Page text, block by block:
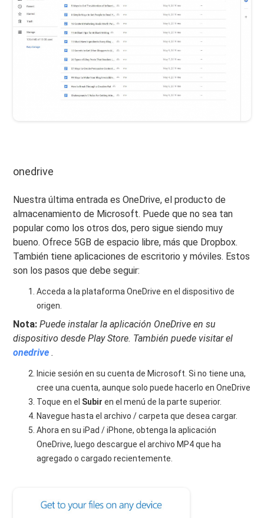
onedrive
Nuestra última entrada es OneDrive, el producto de
almacenamiento de Microsoft. Puede que no sea tan
popular como los otros dos, pero sigue siendo muy
bueno. Ofrece 5GB de espacio libre, más que Dropbox.
También tiene aplicaciones de escritorio y móviles. Estos
son los pasos que debe seguir:
Acceda a la plataforma OneDrive en el dispositivo de
origen.
Nota:Puede instalar la aplicación OneDrive en su
dispositivo desde Play Store. También puede visitar el
onedrive .
Inicie sesión en su cuenta de Microsoft. Si no tiene una,
cree una cuenta, aunque solo puede hacerlo en OneDrive
Toque en el Subir en el menú de la parte superior.
Navegue hasta el archivo / carpeta que desea cargar.
Ahora en su iPad / iPhone, obtenga la aplicación
OneDrive, luego descargue el archivo MP4 que ha
agregado o cargado recientemente.